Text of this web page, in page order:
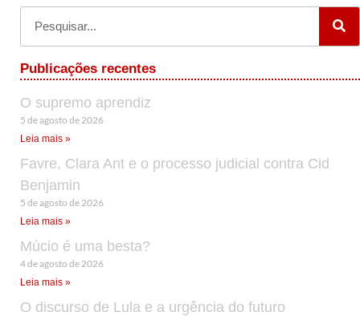
Publicações recentes
O supremo aprendiz
5 de agosto de 2026
Leia mais »
Favre, Clara Ant e o processo judicial contra Cid
Benjamin
5 de agosto de 2026
Leia mais »
Múcio é uma besta?
4 de agosto de 2026
Leia mais »
O discurso de Lula e a urgência do futuro